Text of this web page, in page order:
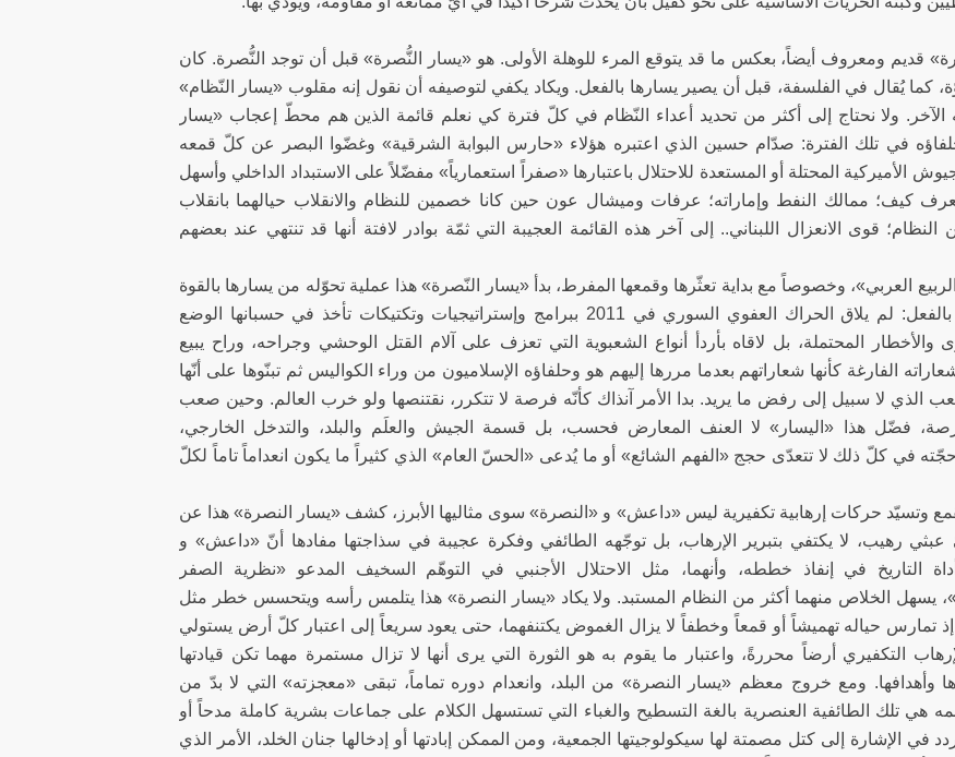
قديم ومعروف أيضاً، بعكس ما قد يتوقع المرء للوهلة الأولى. هو «يسار النُّصرة» قبل أن توجد النُّصرة. كان
كما يُقال في الفلسفة، قبل أن يصير يسارها بالفعل. ويكاد يكفي لتوصيفه أن نقول إنه مقلوب «يسار النّظام»
الآخر. ولا نحتاج إلى أكثر من تحديد أعداء النّظام في كلّ فترة كي نعلم قائمة الذين هم محطّ إعجاب «يسار
في تلك الفترة: صدّام حسين الذي اعتبره هؤلاء «حارس البوابة الشرقية» وغضّوا البصر عن كلّ قمعه
الأميركية المحتلة أو المستعدة للاحتلال باعتبارها «صفراً استعمارياً» مفضّلاً على الاستبداد الداخلي وأسهل
كيف؛ ممالك النفط وإماراته؛ عرفات وميشال عون حين كانا خصمين للنظام والانقلاب حيالهما بانقلاب
النظام؛ قوى الانعزال اللبناني.. إلى آخر هذه القائمة العجيبة التي ثمّة بوادر لافتة أنها قد تنتهي عند بعضهم
العربي»، وخصوصاً مع بداية تعثّرها وقمعها المفرط، بدأ «يسار النّصرة» هذا عملية تحوّله من يسارها بالقوة
إلى يسارها بالفعل: لم يلاق الحراك العفوي السوري في 2011 ببرامج وإستراتيجيات وتكتيكات تأخذ في حسبانها الوضع
والأخطار المحتملة، بل لاقاه بأردأ أنواع الشعبوية التي تعزف على آلام القتل الوحشي وجراحه، وراح يبيع
الفارغة كأنها شعاراتهم بعدما مررها إليهم هو وحلفاؤه الإسلاميون من وراء الكواليس ثم تبنّوها على أنّها
الذي لا سبيل إلى رفض ما يريد. بدا الأمر آنذاك كأنّه فرصة لا تتكرر، نقتنصها ولو خرب العالم. وحين صعب
فضّل هذا «اليسار» لا العنف المعارض فحسب، بل قسمة الجيش والعلَم والبلد، والتدخل الخارجي،
حجّته في كلّ ذلك لا تتعدّى حجج «الفهم الشائع» أو ما يُدعى «الحسّ العام» الذي كثيراً ما يكون انعداماً تاماً لكلّ
وتسيّد حركات إرهابية تكفيرية ليس «داعش» و «النصرة» سوى مثاليها الأبرز، كشف «يسار النصرة» هذا عن
رهيب، لا يكتفي بتبرير الإرهاب، بل توجّهه الطائفي وفكرة عجيبة في سذاجتها مفادها أنّ «داعش» و
التاريخ في إنفاذ خططه، وأنهما، مثل الاحتلال الأجنبي في التوهّم السخيف المدعو «نظرية الصفر
يسهل الخلاص منهما أكثر من النظام المستبد. ولا يكاد «يسار النصرة» هذا يتلمس رأسه ويتحسس خطر مثل
تمارس حياله تهميشاً أو قمعاً وخطفاً لا يزال الغموض يكتنفهما، حتى يعود سريعاً إلى اعتبار كلّ أرض يستولي
التكفيري أرضاً محررةً، واعتبار ما يقوم به هو الثورة التي يرى أنها لا تزال مستمرة مهما تكن قيادتها
وأهدافها. ومع خروج معظم «يسار النصرة» من البلد، وانعدام دوره تماماً، تبقى «معجزته» التي لا بدّ من
هي تلك الطائفية العنصرية بالغة التسطيح والغباء التي تستسهل الكلام على جماعات بشرية كاملة مدحاً أو
في الإشارة إلى كتل مصمتة لها سيكولوجيتها الجمعية، ومن الممكن إبادتها أو إدخالها جنان الخلد، الأمر الذي